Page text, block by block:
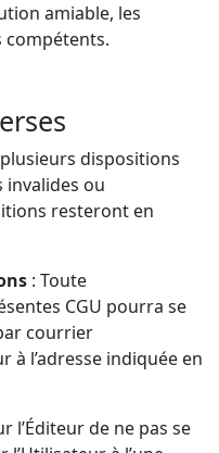
amiable, les
dispositions
invalides ou
resteront en
: Toute
CGU pourra se
courrier
à l’adresse indiquée en
l’Éditeur de ne pas se